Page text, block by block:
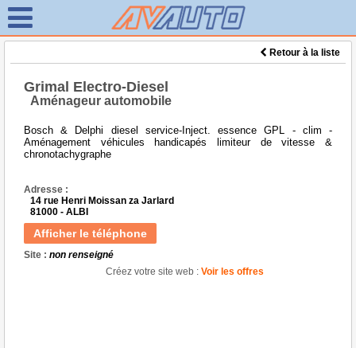
Retour à la liste
Grimal Electro-Diesel
Aménageur automobile
Bosch & Delphi diesel service-Inject. essence GPL - clim -
Aménagement véhicules handicapés limiteur de vitesse &
chronotachygraphe
Adresse :
14 rue Henri Moissan za Jarlard
81000 - ALBI
Afficher le téléphone
Site : non renseigné
Créez votre site web : Voir les offres